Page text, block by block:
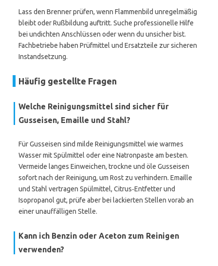
Lass den Brenner prüfen, wenn Flammenbild unregelmäßig
bleibt oder Rußbildung auftritt. Suche professionelle Hilfe
bei undichten Anschlüssen oder wenn du unsicher bist.
Fachbetriebe haben Prüfmittel und Ersatzteile zur sicheren
Instandsetzung.
Häufig gestellte Fragen
Welche Reinigungsmittel sind sicher für
Gusseisen, Emaille und Stahl?
Für Gusseisen sind milde Reinigungsmittel wie warmes
Wasser mit Spülmittel oder eine Natronpaste am besten.
Vermeide langes Einweichen, trockne und öle Gusseisen
sofort nach der Reinigung, um Rost zu verhindern. Emaille
und Stahl vertragen Spülmittel, Citrus‑Entfetter und
Isopropanol gut, prüfe aber bei lackierten Stellen vorab an
einer unauffälligen Stelle.
Kann ich Benzin oder Aceton zum Reinigen
verwenden?